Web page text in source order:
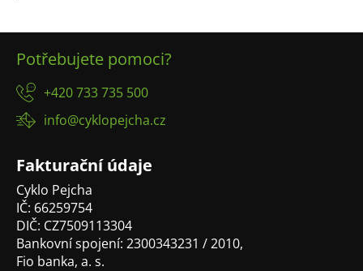
Z
Potřebujete pomoci?
+420 733 735 500
info@cyklopejcha.cz
Fakturační údaje
Cyklo Pejcha
IČ: 66259754
DIČ: CZ7509113304
Bankovní spojení: 2300343231 / 2010,
Fio banka, a. s.